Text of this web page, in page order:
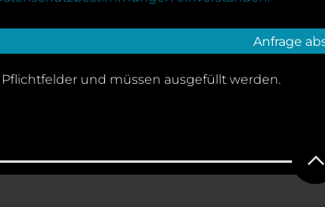
und müssen ausgefüllt werden.